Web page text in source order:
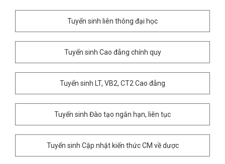
Tuyển sinh liên thông đại học
Tuyển sinh Cao đẳng chính quy
Tuyển sinh LT, VB2, CT2 Cao đẳng
Tuyển sinh Đào tạo ngắn hạn, liên tục
Tuyển sinh Cập nhật kiến thức CM về dược